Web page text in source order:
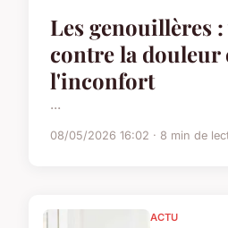
Les genouillères
contre la douleur
l'inconfort
...
08/05/2026 16:02 · 8 min de
ACTU